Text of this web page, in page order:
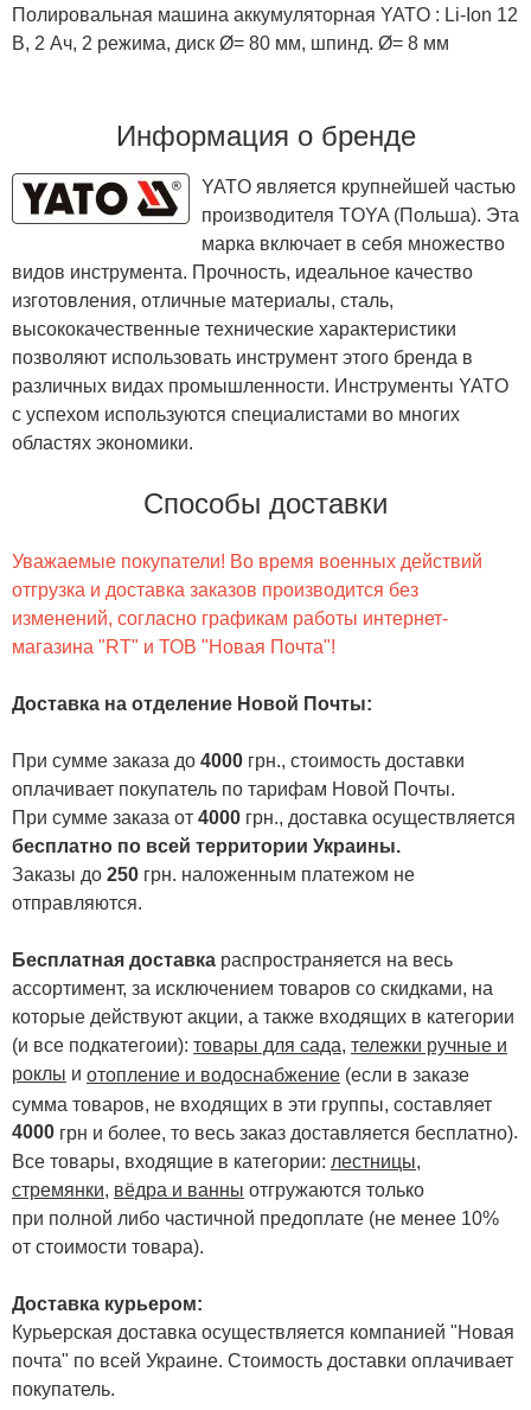
Полировальная машина аккумуляторная YATO : Li-Ion 12
В, 2 Ач, 2 режима, диск Ø= 80 мм, шпинд. Ø= 8 мм
Информация о бренде
YATO является крупнейшей частью
производителя TOYA (Польша). Эта
марка включает в себя множество
видов инструмента. Прочность, идеальное качество
изготовления, отличные материалы, сталь,
высококачественные технические характеристики
позволяют использовать инструмент этого бренда в
различных видах промышленности. Инструменты YATO
с успехом используются специалистами во многих
областях экономики.
Способы доставки
Уважаемые покупатели! Во время военных действий
отгрузка и доставка заказов производится без
изменений, согласно графикам работы интернет-
магазина "RT" и ТОВ "Новая Почта"!
Доставка на отделение Новой Почты:
При сумме заказа до 4000 грн., стоимость доставки
оплачивает покупатель по тарифам Новой Почты.
При сумме заказа от 4000 грн., доставка осуществляется
бесплатно по всей территории Украины.
Заказы до 250 грн. наложенным платежом не
отправляются.
Бесплатная доставка распространяется на весь
ассортимент, за исключением товаров со скидками, на
которые действуют акции, а также входящих в категории
(и все подкатегоии): товары для сада, тележки ручные и
роклы и отопление и водоснабжение (если в заказе
сумма товаров, не входящих в эти группы, составляет
4000 грн и более, то весь заказ доставляется бесплатно).
Все товары, входящие в категории: лестницы,
стремянки, вёдра и ванны отгружаются только
при полной либо частичной предоплате (не менее 10%
от стоимости товара).
Доставка курьером:
Курьерская доставка осуществляется компанией "Новая
почта" по всей Украине. Стоимость доставки оплачивает
покупатель.